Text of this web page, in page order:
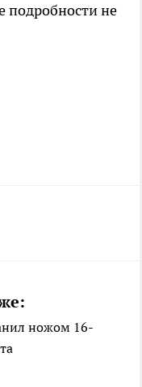
подробности не
ножом 16-